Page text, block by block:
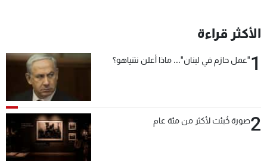
الأكثر قراءة
1"عمل حازم في لبنان"... ماذا أعلن نتنياهو؟
2صورة خُبئت لأكثر من مئة عام